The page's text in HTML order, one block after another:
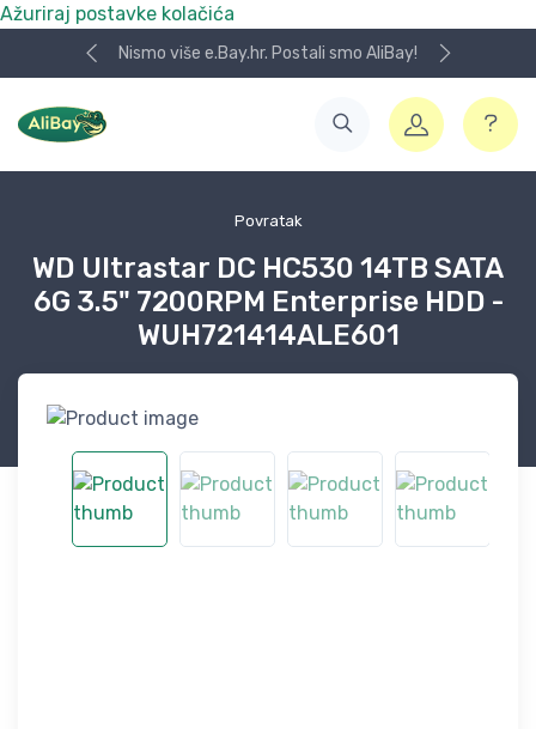
Ažuriraj postavke kolačića
Nismo više e.Bay.hr. Postali smo AliBay!
Povratak
WD Ultrastar DC HC530 14TB SATA
6G 3.5" 7200RPM Enterprise HDD -
WUH721414ALE601